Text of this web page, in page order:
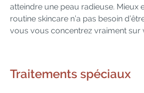
atteindre une peau radieuse. Mieux
routine skincare n’a pas besoin
vous vous concentrez vraiment sur
Traitements spéciaux